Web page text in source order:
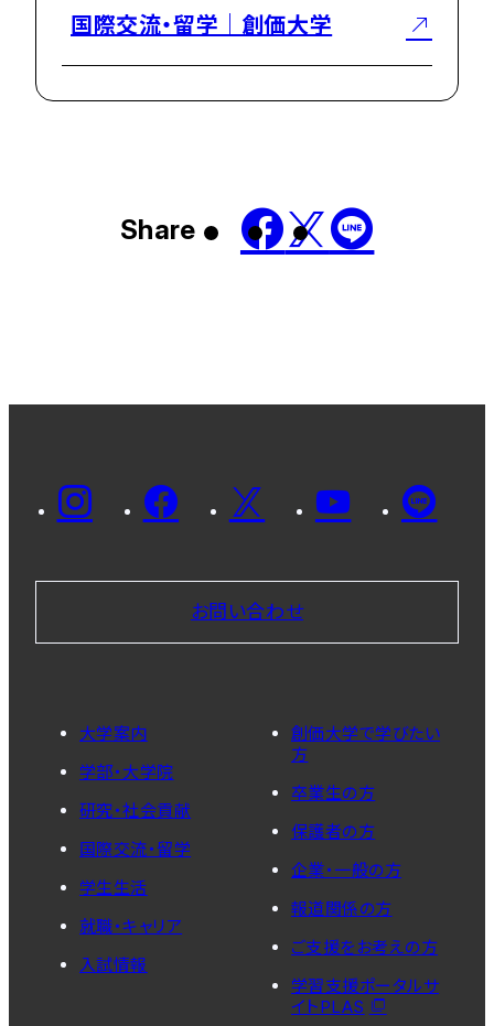
国際交流・留学｜創価大学
Share
お問い合わせ
大学案内
学部・大学院
研究・社会貢献
国際交流・留学
学生生活
就職・キャリア
入試情報
創価大学で学びたい
方
卒業生の方
保護者の方
企業・一般の方
報道関係の方
ご支援をお考えの方
学習支援ポータルサ
イトPLAS